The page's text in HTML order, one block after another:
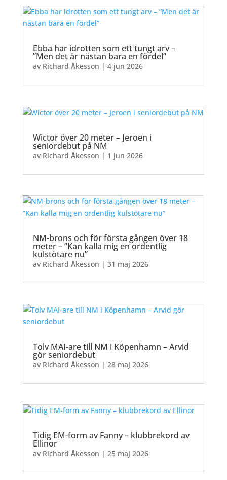
Ebba har idrotten som ett tungt arv –
”Men det är nästan bara en fördel”
av Richard Åkesson | 4 jun 2026
Wictor över 20 meter – Jeroen i
seniordebut på NM
av Richard Åkesson | 1 jun 2026
NM-brons och för första gången över 18
meter – ”Kan kalla mig en ordentlig
kulstötare nu”
av Richard Åkesson | 31 maj 2026
Tolv MAI-are till NM i Köpenhamn – Arvid
gör seniordebut
av Richard Åkesson | 28 maj 2026
Tidig EM-form av Fanny – klubbrekord av
Ellinor
av Richard Åkesson | 25 maj 2026